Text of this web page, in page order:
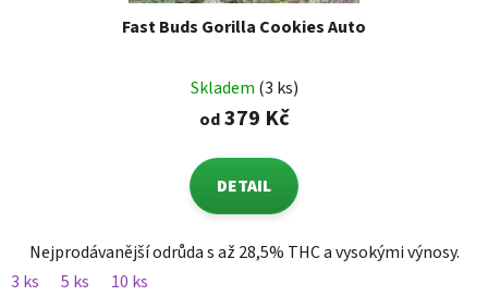
Fast Buds Gorilla Cookies Auto
Skladem (3 ks)
od379 Kč
DETAIL
Nejprodávanější odrůda s až 28,5% THC a vysokými výnosy.
3 ks
5 ks 10 ks